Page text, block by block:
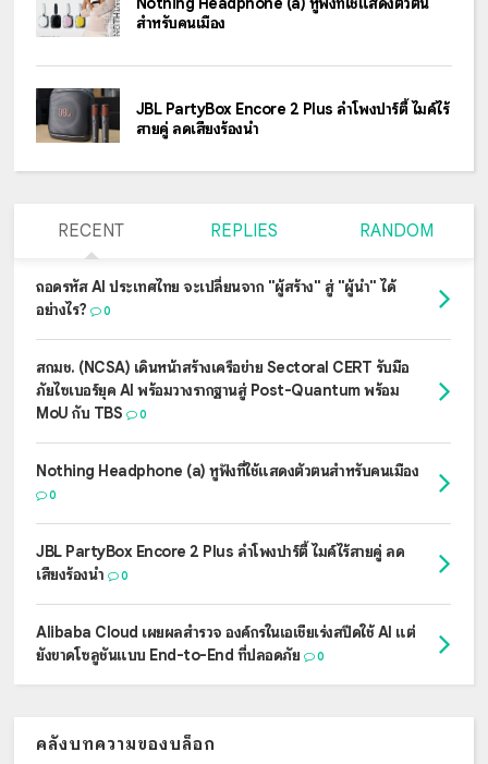
สำหรับคนเมือง
JBL PartyBox Encore 2 Plus ลำโพงปาร์ตี้ ไมค์ไร้
สายคู่ ลดเสียงร้องนำ
RECENT REPLIES RANDOM
ถอดรหัส AI ประเทศไทย จะเปลี่ยนจาก "ผู้สร้าง" สู่ "ผู้นำ" ได้
อย่างไร?
0
สกมช. (NCSA) เดินหน้าสร้างเครือข่าย Sectoral CERT รับมือ
ภัยไซเบอร์ยุค AI พร้อมวางรากฐานสู่ Post-Quantum พร้อม
MoU กับ TBS
0
Nothing Headphone (a) หูฟังที่ใช้แสดงตัวตนสำหรับคนเมือง
0
JBL PartyBox Encore 2 Plus ลำโพงปาร์ตี้ ไมค์ไร้สายคู่ ลด
เสียงร้องนำ
0
Alibaba Cloud เผยผลสำรวจ องค์กรในเอเชียเร่งสปีดใช้ AI แต่
ยังขาดโซลูชันแบบ End-to-End ที่ปลอดภัย
0
คลังบทความของบล็อก